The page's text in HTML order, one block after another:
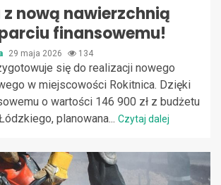
nową nawierzchnią
finansowemu!
29 maja 2026 134
się do realizacji nowego
w miejscowości Rokitnica. Dzięki
o wartości 146 900 zł z budżetu
planowana... Czytaj dalej